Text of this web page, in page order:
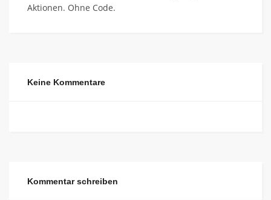
Aktionen. Ohne Code.
Keine Kommentare
Kommentar schreiben